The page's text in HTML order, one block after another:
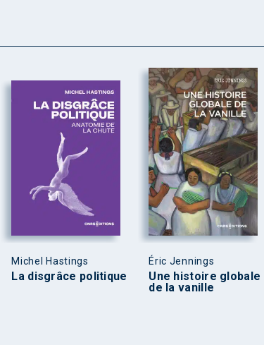
Michel Hastings
La disgrâce politique
Éric Jennings
Une histoire globale
de la vanille